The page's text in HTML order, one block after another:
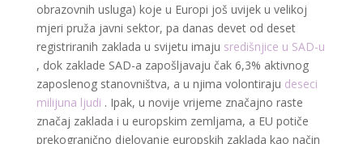
obrazovnih usluga) koje u Europi još uvijek u velikoj
mjeri pruža javni sektor, pa danas devet od deset
registriranih zaklada u svijetu imaju središnjice u SAD-u
, dok zaklade SAD-a zapošljavaju čak 6,3% aktivnog
zaposlenog stanovništva, a u njima volontiraju deseci
milijuna ljudi . Ipak, u novije vrijeme značajno raste
značaj zaklada i u europskim zemljama, a EU potiče
prekogranično djelovanje europskih zaklada kao način